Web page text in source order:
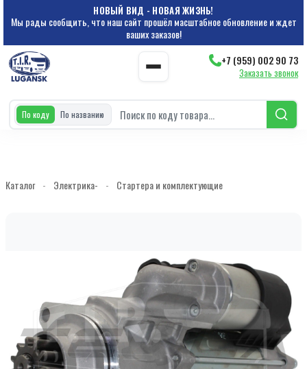
НОВЫЙ ВИД - НОВАЯ ЖИЗНЬ!
Мы рады сообщить, что наш сайт прошёл масштабное обновление и ждет
ваших заказов!
+7 (959) 002 90 73
Заказать звонок
По коду По названию
Каталог - Электрика- - Стартера и комплектующие